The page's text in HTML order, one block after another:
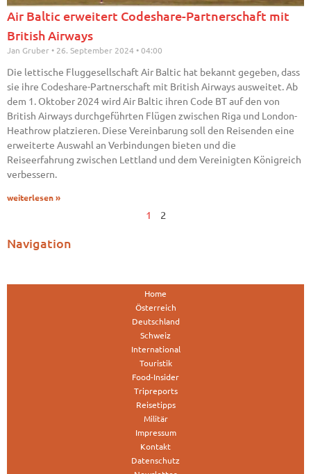
Air Baltic erweitert Codeshare-Partnerschaft mit
British Airways
Jan Gruber 26. September 2024 04:00
Die lettische Fluggesellschaft Air Baltic hat bekannt gegeben, dass
sie ihre Codeshare-Partnerschaft mit British Airways ausweitet. Ab
dem 1. Oktober 2024 wird Air Baltic ihren Code BT auf den von
British Airways durchgeführten Flügen zwischen Riga und London-
Heathrow platzieren. Diese Vereinbarung soll den Reisenden eine
erweiterte Auswahl an Verbindungen bieten und die
Reiseerfahrung zwischen Lettland und dem Vereinigten Königreich
verbessern.
weiterlesen »
1 2
Navigation
Home
Österreich
Deutschland
Schweiz
International
Touristik
Food-Insider
Tripreports
Reisetipps
Militär
Impressum
Kontakt
Datenschutz